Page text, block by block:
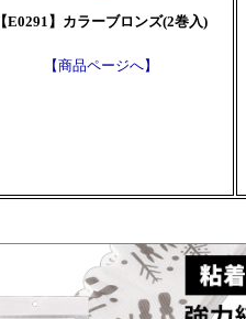
【E0291】カラーブロンズ(2巻入)
【商品ページへ】